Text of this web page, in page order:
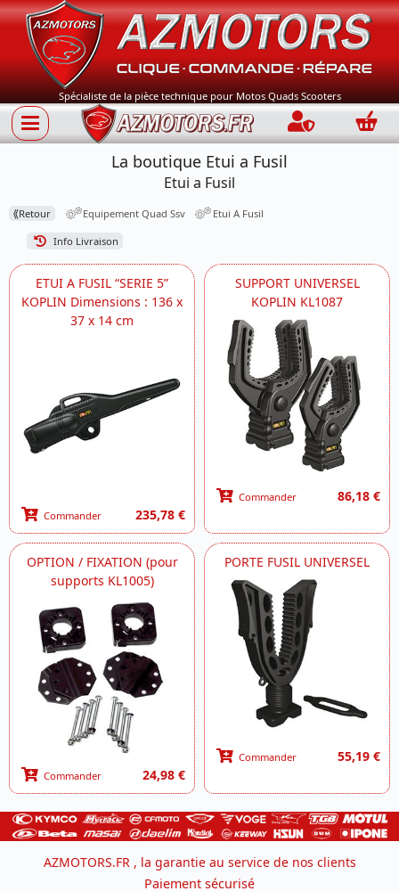
Spécialiste de la pièce technique pour Motos Quads Scooters
Connection
La boutique Etui a Fusil
Etui a Fusil
⟪Retour Equipement Quad Ssv Etui A Fusil
Info Livraison
ETUI A FUSIL “SERIE 5”
KOPLIN Dimensions : 136 x
37 x 14 cm
Commander 235,78 €
SUPPORT UNIVERSEL
KOPLIN KL1087
Commander 86,18 €
OPTION / FIXATION (pour
supports KL1005)
Commander 24,98 €
PORTE FUSIL UNIVERSEL
Commander 55,19 €
AZMOTORS.FR , la garantie au service de nos clients
Paiement sécurisé